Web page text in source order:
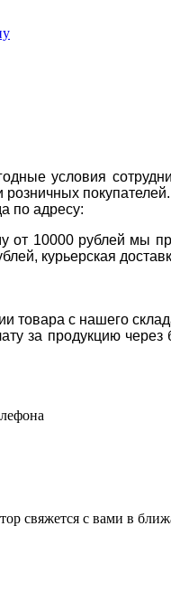
условия
покупателей.
по адресу:
10000 рублей мы
курьерская
товара с нашего
за продукцию
свяжется с вами в